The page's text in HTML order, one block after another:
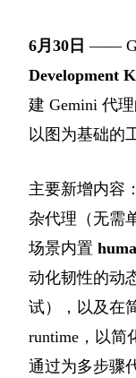
6月30日 ——
Development
建 Gemini 代
以图为基础的
主要新增内容
杂代理（无需
场景内置
动化韧性的动
试），以及在
runtime，以简
通过为多步骤